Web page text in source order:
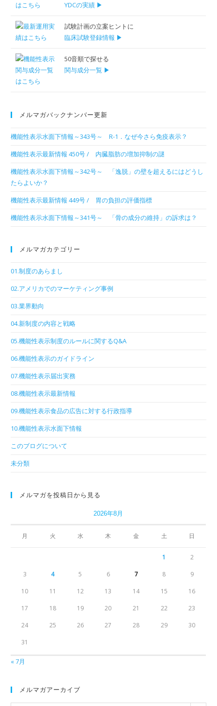
YDCの実績 ▶
試験計画の立案ヒントに
臨床試験登録情報 ▶
50音順で探せる
関与成分一覧 ▶
メルマガバックナンバー更新
機能性表示水面下情報～343号～ R-1．なぜ今さら免疫表示？
機能性表示最新情報 450号 / 内臓脂肪の増加抑制の謎
機能性表示水面下情報～342号～ 「逸脱」の壁を超えるにはどうし
たらよいか？
機能性表示最新情報 449号 / 胃の負担の評価指標
機能性表示水面下情報～341号～ 「骨の成分の維持」の訴求は？
メルマガカテゴリー
01.制度のあらまし
02.アメリカでのマーケティング事例
03.業界動向
04.新制度の内容と戦略
05.機能性表示制度のルールに関するQ&A
06.機能性表示のガイドライン
07.機能性表示届出実務
08.機能性表示最新情報
09.機能性表示食品の広告に対する行政指導
10.機能性表示水面下情報
このブログについて
未分類
メルマガを投稿日から見る
2026年8月
月 火 水 木 金 土 日
1 2
3 4 5 6 7 8 9
10 11 12 13 14 15 16
17 18 19 20 21 22 23
24 25 26 27 28 29 30
31
« 7月
メルマガアーカイブ